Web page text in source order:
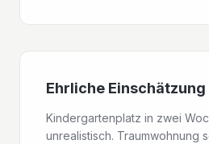
Ehrliche Einschätzung
Kindergartenplatz in zwei
unrealistisch. Traumwohnung